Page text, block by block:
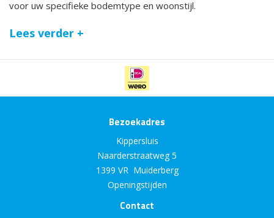
voor uw specifieke bodemtype en woonstijl.
Lees verder +
Bezoekadres
Kippersluis
Naarderstraatweg 5
1399 VR Muiderberg
Openingstijden
Contact